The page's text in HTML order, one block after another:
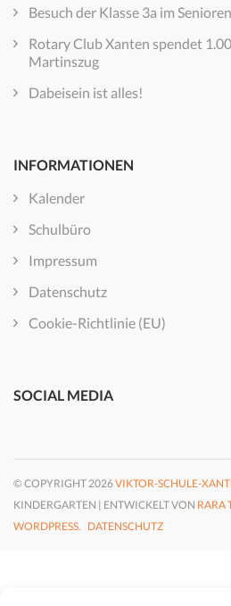
Besuch der Klasse 3a im
Rotary Club Xanten spendet
Martinszug
Dabeisein ist alles!
INFORMATIONEN
Kalender
Schulbüro
Impressum
Datenschutz
Cookie-Richtlinie (EU)
SOCIAL MEDIA
© COPYRIGHT 2026VIKTOR-SCHULE-
KINDERGARTEN | ENTWICKELT VON RARA
WORDPRESS. DATENSCHUTZ